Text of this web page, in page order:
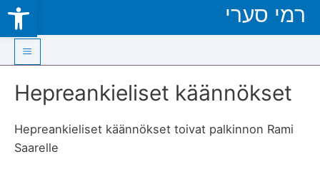
Open toolbar
Skip
רמי סערי
Main
Menu
Hepreankieliset käännökset
Hepreankieliset käännökset toivat palkinnon Rami
Saarelle